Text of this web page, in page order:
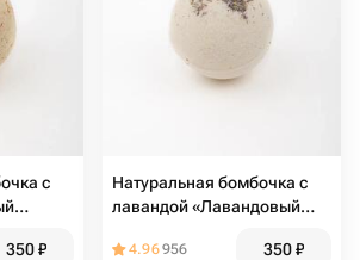
с
350₽
Натуральная бомбочка с
лавандой «Лавандовый
4.96956 350₽